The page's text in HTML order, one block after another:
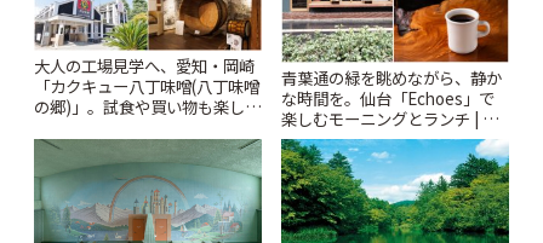
大人の工場見学へ、愛知・岡崎
「カクキュー八丁味噌(八丁味噌
の郷)」。試食や買い物も楽しみ
青葉通の緑を眺めながら、静か
な時間を。仙台「Echoes」で
楽しむモーニングとランチ | こ
とりっぷ